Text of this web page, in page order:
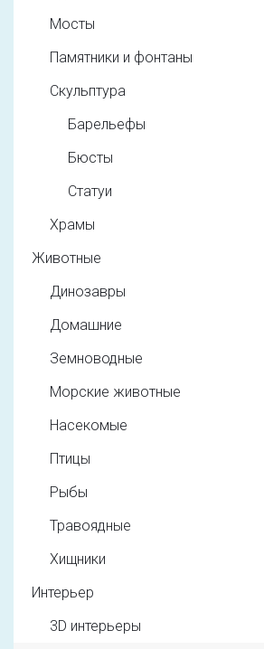
Мосты
Памятники и фонтаны
Скульптура
Барельефы
Бюсты
Статуи
Храмы
Животные
Динозавры
Домашние
Земноводные
Морские животные
Насекомые
Птицы
Рыбы
Травоядные
Хищники
Интерьер
3D интерьеры